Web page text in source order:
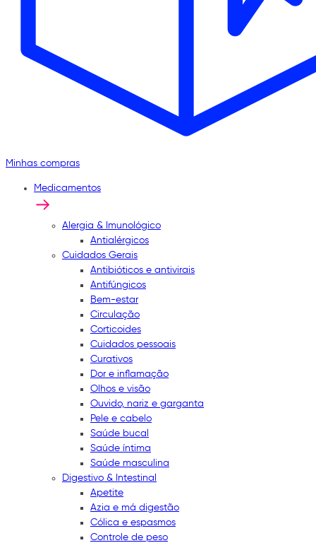
Minhas compras
Medicamentos
Alergia & Imunológico
Antialérgicos
Cuidados Gerais
Antibióticos e antivirais
Antifúngicos
Bem-estar
Circulação
Corticoides
Cuidados pessoais
Curativos
Dor e inflamação
Olhos e visão
Ouvido, nariz e garganta
Pele e cabelo
Saúde bucal
Saúde íntima
Saúde masculina
Digestivo & Intestinal
Apetite
Azia e má digestão
Cólica e espasmos
Controle de peso